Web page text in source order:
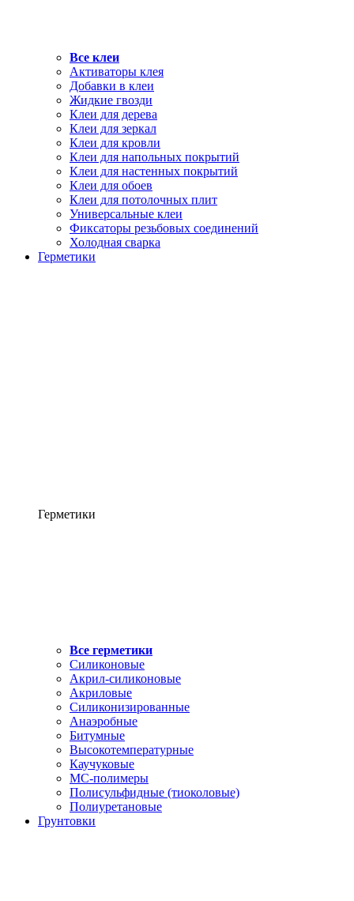
Все клеи
Активаторы клея
Добавки в клеи
Жидкие гвозди
Клеи для дерева
Клеи для зеркал
Клеи для кровли
Клеи для напольных покрытий
Клеи для настенных покрытий
Клеи для обоев
Клеи для потолочных плит
Универсальные клеи
Фиксаторы резьбовых соединений
Холодная сварка
Герметики
Герметики
Все герметики
Силиконовые
Акрил-силиконовые
Акриловые
Силиконизированные
Анаэробные
Битумные
Высокотемпературные
Каучуковые
МС-полимеры
Полисульфидные (тиоколовые)
Полиуретановые
Грунтовки